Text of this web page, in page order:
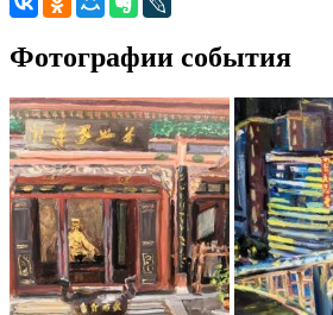
Фотографии события